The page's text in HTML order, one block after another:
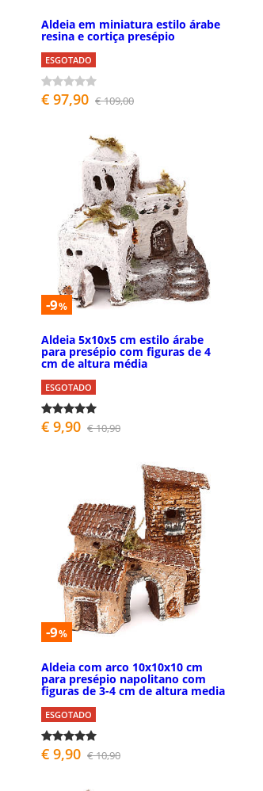
Aldeia em miniatura estilo árabe
resina e cortiça presépio
ESGOTADO
€ 97,90 € 109,00
-9%
Aldeia 5x10x5 cm estilo árabe
para presépio com figuras de 4
cm de altura média
ESGOTADO
€ 9,90 € 10,90
-9%
Aldeia com arco 10x10x10 cm
para presépio napolitano com
figuras de 3-4 cm de altura media
ESGOTADO
€ 9,90 € 10,90